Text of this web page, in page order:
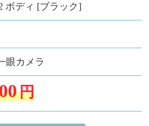
ボディ [ブラック]
眼カメラ
円